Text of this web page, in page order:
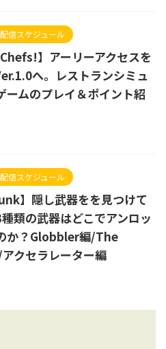
配信スケジュール
】アーリーアクセスを
へ。レストランシミュ
ームのプレイ＆ポイント紹
配信スケジュール
】隠し武器をを見つけて
類の武器はどこでアンロッ
か？Globbler編/The
クセラレーター編